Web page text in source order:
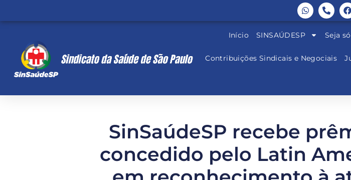
Início SINSAÚDESP Seja
Contribuições Sindicais e Negociais
SinSaúdeSP recebe
concedido pelo Latin